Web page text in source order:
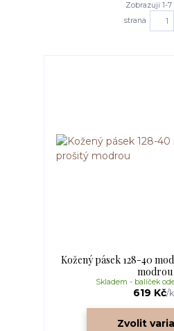
Zobrazuji 1-7
strana
Kožený pásek 128-40
modrou
619 Kč/
Skladem - balíček
Zvolit